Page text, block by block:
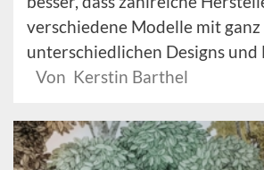
verschiedene Modelle mit ganz
unterschiedlichen Designs und
Von Kerstin Barthel